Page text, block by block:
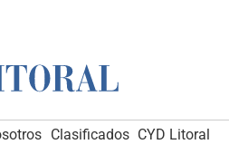
Clasificados CYD Litoral